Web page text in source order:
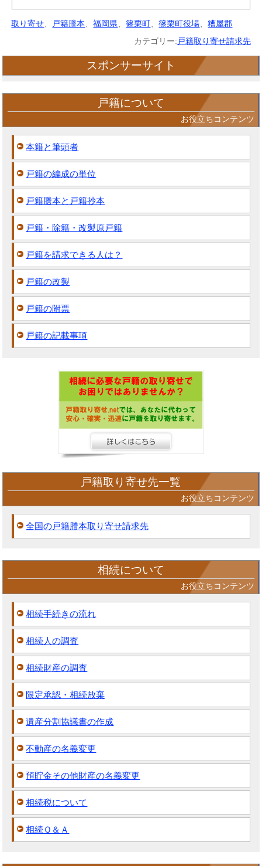
取り寄せ 戸籍謄本 、福岡県 、篠栗町 、篠栗町役場 、糟屋郡
カテゴリー: 戸籍取り寄せ請求先
スポンサーサイト
戸籍について
お役立ちコンテンツ
本籍と筆頭者
戸籍の編成の単位
戸籍謄本と戸籍抄本
戸籍・除籍・改製原戸籍
戸籍を請求できる人は？
戸籍の改製
戸籍の附票
戸籍の記載事項
戸籍取り寄せ先一覧
お役立ちコンテンツ
全国の戸籍謄本取り寄せ請求先
相続について
お役立ちコンテンツ
相続手続きの流れ
相続人の調査
相続財産の調査
限定承認・相続放棄
遺産分割協議書の作成
不動産の名義変更
預貯金その他財産の名義変更
相続税について
相続Ｑ＆Ａ